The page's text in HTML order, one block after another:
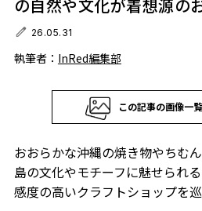
の自然や文化が着想源の
26.05.31
執筆者： InRed編集部
この記事の画像一
おおらかな沖縄の焼き物やちむ
島の文化やモチーフに魅せられ
感度の高いクラフトショップを巡